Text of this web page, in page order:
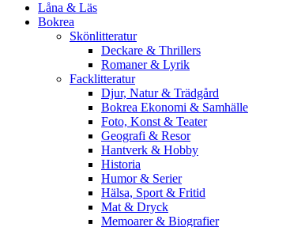
Låna & Läs
Bokrea
Skönlitteratur
Deckare & Thrillers
Romaner & Lyrik
Facklitteratur
Djur, Natur & Trädgård
Bokrea Ekonomi & Samhälle
Foto, Konst & Teater
Geografi & Resor
Hantverk & Hobby
Historia
Humor & Serier
Hälsa, Sport & Fritid
Mat & Dryck
Memoarer & Biografier